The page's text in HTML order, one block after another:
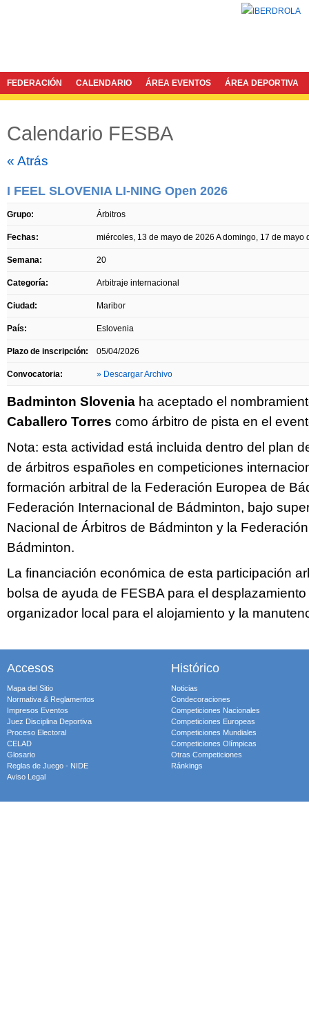
FEDERACIÓN CALENDARIO ÁREA EVENTOS ÁREA DEPORTIVA
Calendario FESBA
« Atrás
I FEEL SLOVENIA LI-NING Open 2026
Grupo: Árbitros
Fechas: miércoles, 13 de mayo de 2026 Adomingo, 17 de mayo
Semana: 20
Categoría: Arbitraje internacional
Ciudad: Maribor
País: Eslovenia
Plazo de inscripción: 05/04/2026
Convocatoria: » Descargar Archivo
Badminton Slovenia ha aceptado el
Caballero Torres como árbitro de pista en el
Nota: esta actividad está incluida dentro del plan
de árbitros españoles en competiciones
formación arbitral de la Federación Europea de
Federación Internacional de Bádminton, bajo
Nacional de Árbitros de Bádminton y la
Bádminton.
La financiación económica de esta participación
bolsa de ayuda de FESBA para el
organizador local para el alojamiento y la
Accesos
Mapa del Sitio
Normativa & Reglamentos
Impresos Eventos
Juez Disciplina Deportiva
Proceso Electoral
CELAD
Glosario
Reglas de Juego - NIDE
Aviso Legal
Histórico
Noticias
Condecoraciones
Competiciones Nacionales
Competiciones Europeas
Competiciones Mundiales
Competiciones Olímpicas
Otras Competiciones
Ránkings